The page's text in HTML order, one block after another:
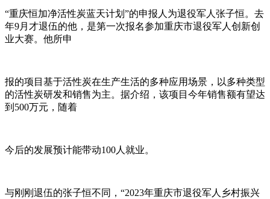
“重庆恒加净活性炭蓝天计划”的申报人为退役军人张子恒。去
年9月才退伍的他，是第一次报名参加重庆市退役军人创新创
业大赛。他所申
报的项目基于活性炭在生产生活的多种应用场景，以多种类型
的活性炭研发和销售为主。据介绍，该项目今年销售额有望达
到500万元，随着
今后的发展预计能带动100人就业。
与刚刚退伍的张子恒不同，“2023年重庆市退役军人乡村振兴